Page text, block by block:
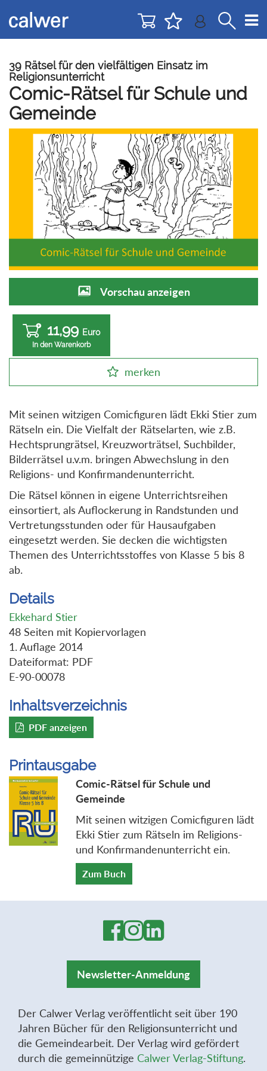
zur
Navigation
zum
Inhalt
39 Rätsel für den vielfältigen Einsatz im
Religionsunterricht
Comic-Rätsel für Schule und
Gemeinde
Vorschau anzeigen
11,99 Euro
In den Warenkorb
merken
Mit seinen witzigen Comicfiguren lädt Ekki Stier zum
Rätseln ein. Die Vielfalt der Rätselarten, wie z.B.
Hechtsprungrätsel, Kreuzworträtsel, Suchbilder,
Bilderrätsel u.v.m. bringen Abwechslung in den
Religions- und Konfirmandenunterricht.
Die Rätsel können in eigene Unterrichtsreihen
einsortiert, als Auflockerung in Randstunden und
Vertretungsstunden oder für Hausaufgaben
eingesetzt werden. Sie decken die wichtigsten
Themen des Unterrichtsstoffes von Klasse 5 bis 8
ab.
Details
Ekkehard Stier
48 Seiten mit Kopiervorlagen
1. Auflage 2014
Dateiformat: PDF
E-90-00078
Inhaltsverzeichnis
PDF anzeigen
Printausgabe
Comic-Rätsel für Schule und
Gemeinde
Mit seinen witzigen Comicfiguren lädt
Ekki Stier zum Rätseln im Religions-
und Konfirmandenunterricht ein.
Zum Buch
Newsletter-Anmeldung
Der Calwer Verlag veröffentlicht seit über 190
Jahren Bücher für den Religionsunterricht und
die Gemeindearbeit. Der Verlag wird gefördert
durch die gemeinnützige Calwer Verlag-Stiftung.